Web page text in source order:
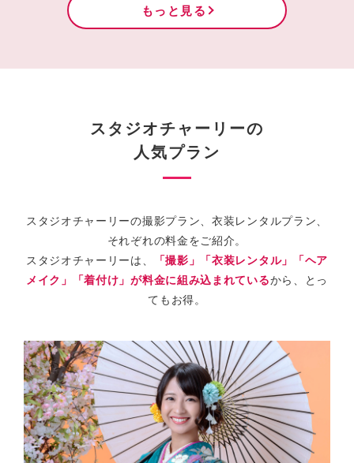
もっと見る
スタジオチャーリーの
人気プラン
スタジオチャーリーの撮影プラン、衣装レンタルプラン、
それぞれの料金をご紹介。
スタジオチャーリーは、
「撮影」「衣装レンタル」「ヘア
メイク」「着付け」が料金に組み込まれているから、とっ
てもお得。